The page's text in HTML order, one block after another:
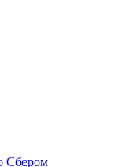
Сбером